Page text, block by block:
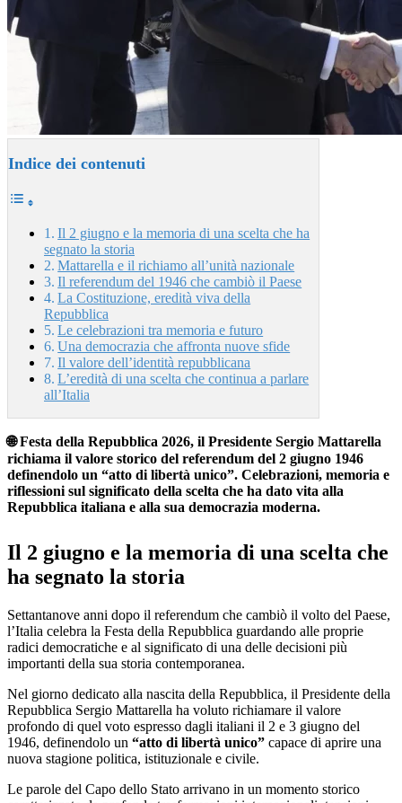
Indice dei contenuti
Il 2 giugno e la memoria di una scelta che ha
segnato la storia
Mattarella e il richiamo all’unità nazionale
Il referendum del 1946 che cambiò il Paese
La Costituzione, eredità viva della
Repubblica
Le celebrazioni tra memoria e futuro
Una democrazia che affronta nuove sfide
Il valore dell’identità repubblicana
L’eredità di una scelta che continua a parlare
all’Italia
🌐 Festa della Repubblica 2026, il Presidente Sergio Mattarella
richiama il valore storico del referendum del 2 giugno 1946
definendolo un “atto di libertà unico”. Celebrazioni, memoria e
riflessioni sul significato della scelta che ha dato vita alla
Repubblica italiana e alla sua democrazia moderna.
Il 2 giugno e la memoria di una scelta che
ha segnato la storia
Settantanove anni dopo il referendum che cambiò il volto del Paese,
l’Italia celebra la Festa della Repubblica guardando alle proprie
radici democratiche e al significato di una delle decisioni più
importanti della sua storia contemporanea.
Nel giorno dedicato alla nascita della Repubblica, il Presidente della
Repubblica Sergio Mattarella ha voluto richiamare il valore
profondo di quel voto espresso dagli italiani il 2 e 3 giugno del
1946, definendolo un “atto di libertà unico” capace di aprire una
nuova stagione politica, istituzionale e civile.
Le parole del Capo dello Stato arrivano in un momento storico